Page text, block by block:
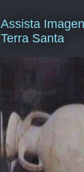
Assista
Terra Santa